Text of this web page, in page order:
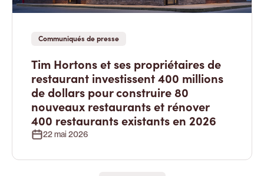
Communiqués de presse
Tim Hortons et ses propriétaires de
restaurant investissent 400 millions
de dollars pour construire 80
nouveaux restaurants et rénover
400 restaurants existants en 2026
22 mai 2026